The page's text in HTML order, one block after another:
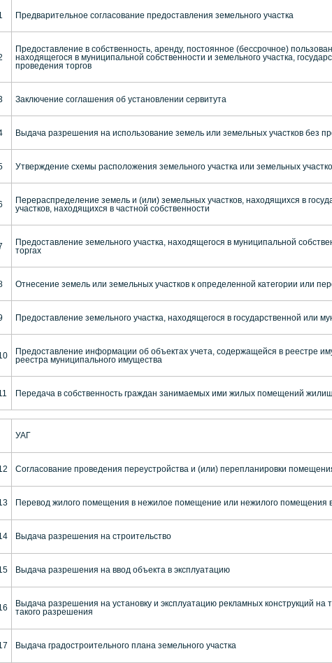
Предварительное согласование предоставления земельного участка
Предоставление в собственность, аренду, постоянное (бессрочное)
находящегося в муниципальной собственности и земельного участка,
проведения торгов
Заключение соглашения об установлении сервитута
Выдача разрешения на использование земель или земельных участков без
Утверждение схемы расположения земельного участка или земельных
Перераспределение земель и (или) земельных участков, находящихся в
участков, находящихся в частной собственности
Предоставление земельного участка, находящегося в муниципальной
торгах
Отнесение земель или земельных участков к определенной категории или
Предоставление земельного участка, находящегося в государственной или
Предоставление информации об объектах учета, содержащейся в реестре
реестра муниципального имущества
Передача в собственность граждан занимаемых ими жилых помещений
УАГ
Согласование проведения переустройства и (или) перепланировки
Перевод жилого помещения в нежилое помещение или нежилого помещения
Выдача разрешения на строительство
Выдача разрешения на ввод объекта в эксплуатацию
Выдача разрешения на установку и эксплуатацию рекламных конструкций
такого разрешения
Выдача градостроительного плана земельного участка